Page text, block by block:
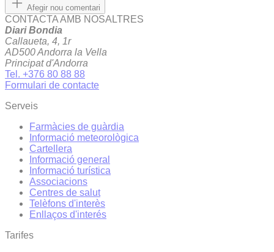
Afegir nou comentari
CONTACTA AMB NOSALTRES
Diari Bondia
Callaueta, 4, 1r
AD500 Andorra la Vella
Principat d'Andorra
Tel. +376 80 88 88
Formulari de contacte
Serveis
Farmàcies de guàrdia
Informació meteorològica
Cartellera
Informació general
Informació turística
Associacions
Centres de salut
Telèfons d'interès
Enllaços d'interés
Tarifes